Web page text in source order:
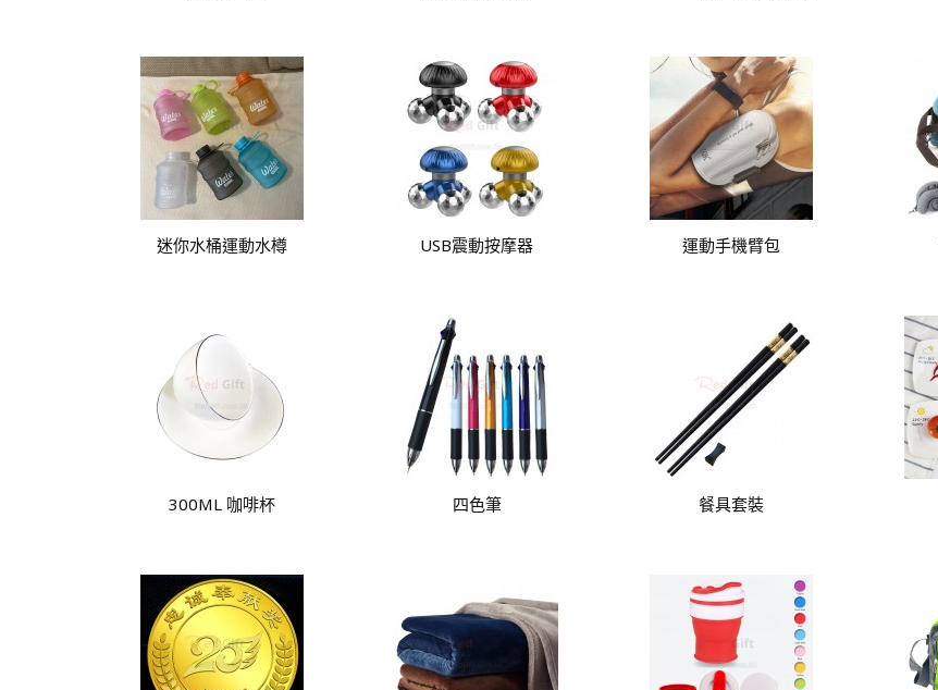
迷你水桶運動水樽 USB震動按摩器 運動手機臂包
300ML 咖啡杯 四色筆 餐具套裝